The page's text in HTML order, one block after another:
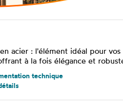
acier : l'élément idéal pour
à la fois élégance et
technique